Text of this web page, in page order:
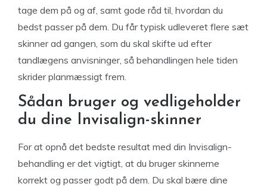
tage dem på og af, samt gode råd til, hvordan du
bedst passer på dem. Du får typisk udleveret flere sæt
skinner ad gangen, som du skal skifte ud efter
tandlægens anvisninger, så behandlingen hele tiden
skrider planmæssigt frem.
Sådan bruger og vedligeholder
du dine Invisalign-skinner
For at opnå det bedste resultat med din Invisalign-
behandling er det vigtigt, at du bruger skinnerne
korrekt og passer godt på dem. Du skal bære dine